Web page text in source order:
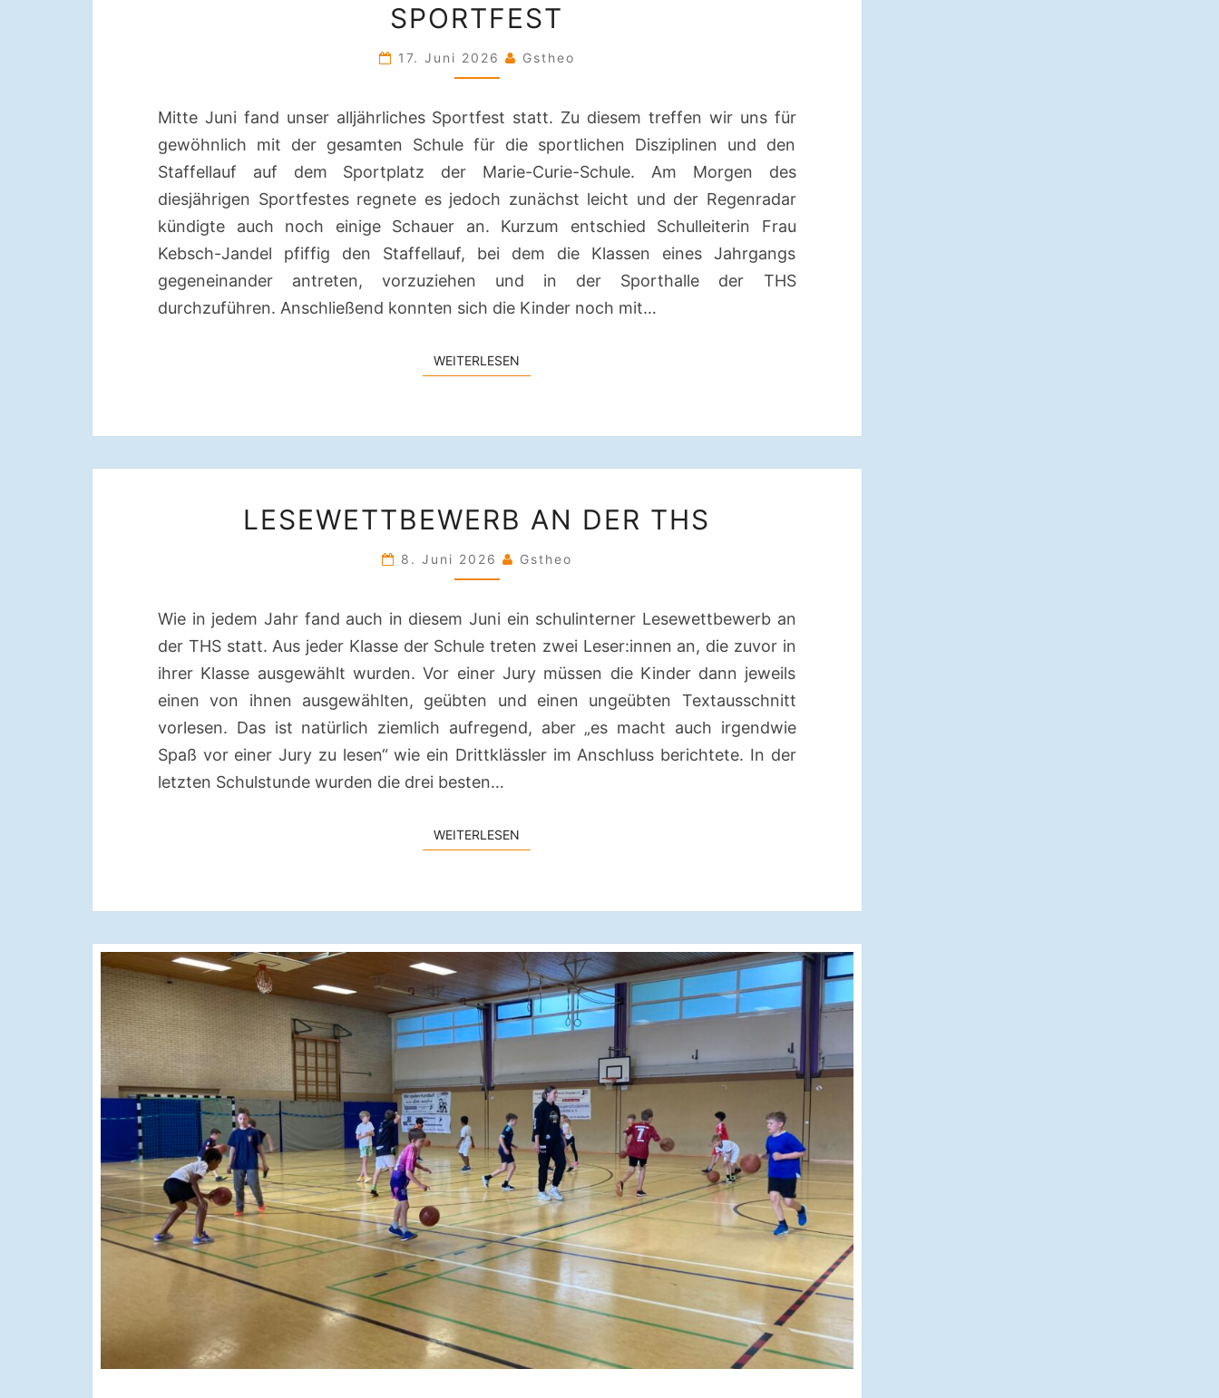
SPORTFEST
17. Juni 2026 Gstheo
Mitte Juni fand unser alljährliches Sportfest statt. Zu diesem treffen wir uns für
gewöhnlich mit der gesamten Schule für die sportlichen Disziplinen und den
Staffellauf auf dem Sportplatz der Marie-Curie-Schule. Am Morgen des
diesjährigen Sportfestes regnete es jedoch zunächst leicht und der Regenradar
kündigte auch noch einige Schauer an. Kurzum entschied Schulleiterin Frau
Kebsch-Jandel pfiffig den Staffellauf, bei dem die Klassen eines Jahrgangs
gegeneinander antreten, vorzuziehen und in der Sporthalle der THS
durchzuführen. Anschließend konnten sich die Kinder noch mit…
WEITERLESEN
AN
DER
THS
LESEWETTBEWERB AN DER THS
8. Juni 2026 Gstheo
Wie in jedem Jahr fand auch in diesem Juni ein schulinterner Lesewettbewerb an
der THS statt. Aus jeder Klasse der Schule treten zwei Leser:innen an, die zuvor in
ihrer Klasse ausgewählt wurden. Vor einer Jury müssen die Kinder dann jeweils
einen von ihnen ausgewählten, geübten und einen ungeübten Textausschnitt
vorlesen. Das ist natürlich ziemlich aufregend, aber „es macht auch irgendwie
Spaß vor einer Jury zu lesen“ wie ein Drittklässler im Anschluss berichtete. In der
letzten Schulstunde wurden die drei besten…
WEITERLESEN